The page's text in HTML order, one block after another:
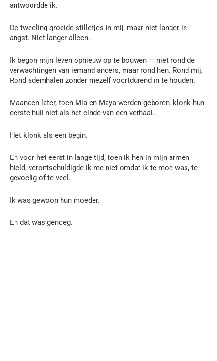
antwoordde ik.
De tweeling groeide stilletjes in mij, maar niet langer in
angst. Niet langer alleen.
Ik begon mijn leven opnieuw op te bouwen — niet rond de
verwachtingen van iemand anders, maar rond hen. Rond mij.
Rond ademhalen zonder mezelf voortdurend in te houden.
Maanden later, toen Mia en Maya werden geboren, klonk hun
eerste huil niet als het einde van een verhaal.
Het klonk als een begin.
En voor het eerst in lange tijd, toen ik hen in mijn armen
hield, verontschuldigde ik me niet omdat ik te moe was, te
gevoelig of te veel.
Ik was gewoon hun moeder.
En dat was genoeg.